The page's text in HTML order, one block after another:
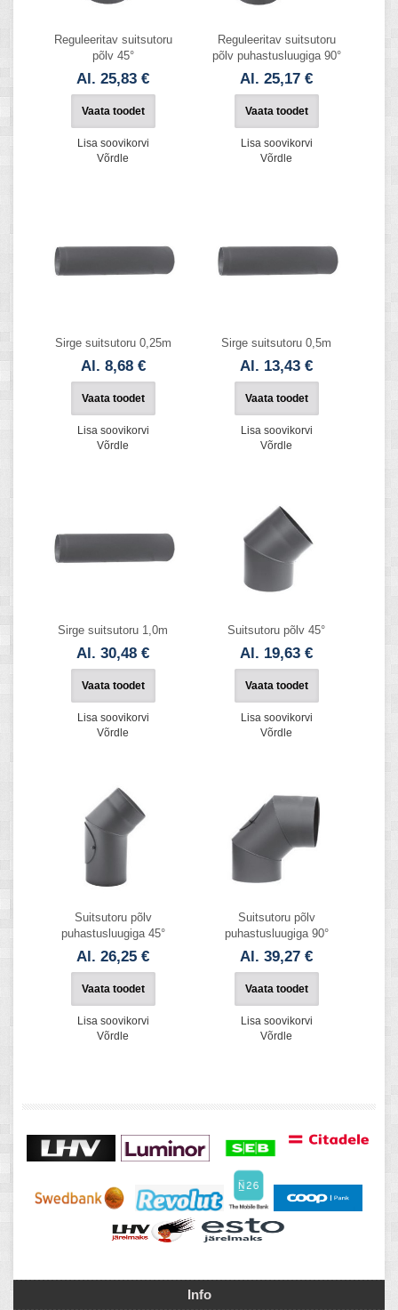
Reguleeritav suitsutoru
põlv 45°
Al. 25,83 €
Vaata toodet
Lisa soovikorvi
Võrdle
Reguleeritav suitsutoru
põlv puhastusluugiga 90°
Al. 25,17 €
Vaata toodet
Lisa soovikorvi
Võrdle
Sirge suitsutoru 0,25m
Al. 8,68 €
Vaata toodet
Lisa soovikorvi
Võrdle
Sirge suitsutoru 0,5m
Al. 13,43 €
Vaata toodet
Lisa soovikorvi
Võrdle
Sirge suitsutoru 1,0m
Al. 30,48 €
Vaata toodet
Lisa soovikorvi
Võrdle
Suitsutoru põlv 45°
Al. 19,63 €
Vaata toodet
Lisa soovikorvi
Võrdle
Suitsutoru põlv
puhastusluugiga 45°
Al. 26,25 €
Vaata toodet
Lisa soovikorvi
Võrdle
Suitsutoru põlv
puhastusluugiga 90°
Al. 39,27 €
Vaata toodet
Lisa soovikorvi
Võrdle
Info